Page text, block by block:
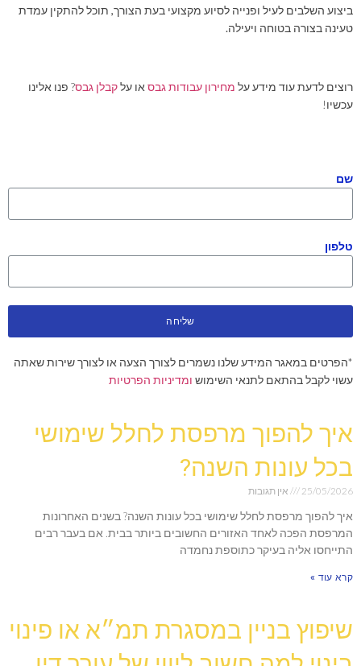
ביצוע השלבים לעיל ופנייה לסיוע מקצועי בעת הצורך, תוכל להתקין עמדת
טעינה בצורה בטוחה ויעילה.
רוצים לדעת עוד מידע על מחירון עבודות גבס או עלקבלן גבס? פנו אלינו
עכשיו!
שם
טלפון
שליחה
*הפרטים במאגר המידע שלנו נשמרים לצורך הצעה או לצורך שירות שאתה
עשוי לקבל בהתאם לתנאי השימוש ומדיניות הפרטיות
איך להפוך מרפסת לחלל שימושי
בכל עונות השנה?
25/05/2026 אין תגובות
איך להפוך מרפסת לחלל שימושי בכל עונות השנה? בשנים האחרונות
המרפסת הפכה לאחד האזורים החשובים ביותר בבית. אם בעבר רבים
התייחסו אליה בעיקר כתוספת נחמדה
קרא עוד »
שיפוץ בניין במסגרת תמ״א או פינוי